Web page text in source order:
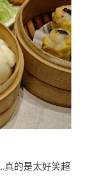
..真的是太好笑超